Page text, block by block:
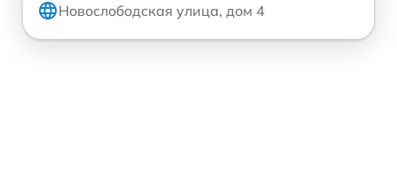
Новослободская улица, дом 4